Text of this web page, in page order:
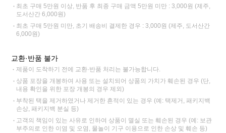
최초 구매 5만원 이상, 반품 후 최종 구매 금액 5만원 미만 : 3,000원 (제주,
도서산간 6,000원)
최초 구매 5만원 미만, 초기 배송비 결제한 경우 : 3,000원 (제주, 도서산간
6,000원)
교환·반품 불가
제품이 도착하기 전에 교환·반품 처리는 불가능합니다.
상품 포장을 개봉하여 사용 또는 설치되어 상품의 가치가 훼손된 경우 (단,
내용 확인을 위한 포장 개봉의 경우 제외)
부착된 택을 제거하였거나 제거한 흔적이 있는 경우 (예: 택제거, 패키지백
손상, 패키지백 분실 등)
고객의 책임이 있는 사유로 인하여 상품이 멸실 또는 훼손된 경우 (예: 보관
부주의로 인한 이염 및 오염, 물놀이 기구 이용으로 인한 손상 및 훼손 등)